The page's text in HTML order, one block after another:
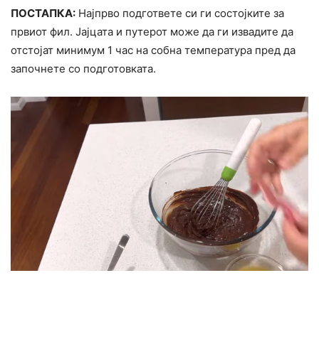
ПОСТАПКА: Најпрво подгответе си ги состојките за
првиот фил. Јајцата и путерот може да ги извадите да
отстојат минимум 1 час на собна температура пред да
започнете со подготовката.